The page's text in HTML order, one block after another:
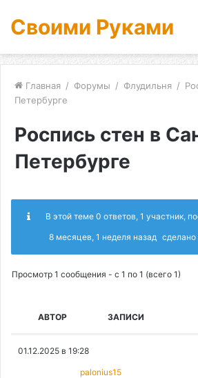
Своими Руками
Главная / Форумы / Флудильня /
Петербурге
Роспись стен в
Петербурге
В этой теме 0 ответов, 1 участник,
8 месяцев, 1 неделя назад сделано
Просмотр 1 сообщения - с 1 по 1 (всего 1)
АВТОР ЗАПИСИ
01.12.2025 в 19:28
palonius15